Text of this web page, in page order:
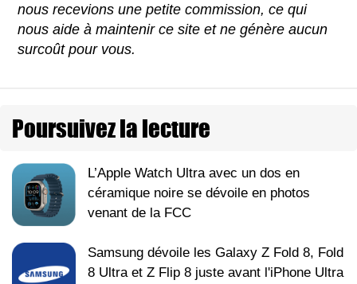
nous recevions une petite commission, ce qui
nous aide à maintenir ce site et ne génère aucun
surcoût pour vous.
Poursuivez la lecture
L’Apple Watch Ultra avec un dos en
céramique noire se dévoile en photos
venant de la FCC
Samsung dévoile les Galaxy Z Fold 8, Fold
8 Ultra et Z Flip 8 juste avant l'iPhone Ultra